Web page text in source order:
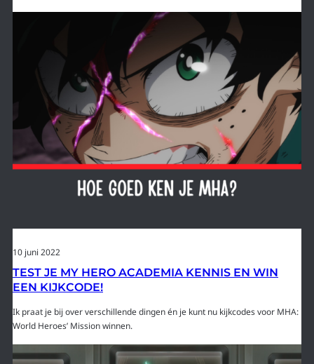
10 juni 2022
TEST JE MY HERO ACADEMIA KENNIS EN WIN
EEN KIJKCODE!
Ik praat je bij over verschillende dingen én je kunt nu kijkcodes voor MHA:
World Heroes’ Mission winnen.